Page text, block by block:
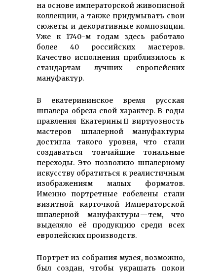
на основе императорской живописной
коллекции, а также придумывать свои
сюжеты и декоративные композиции.
Уже к 1740-м годам здесь работало
более 40 российских мастеров.
Качество исполнения приблизилось к
стандартам лучших европейских
мануфактур.
В екатерининское время русская
шпалера обрела свой характер. В годы
правления Екатерины II виртуозность
мастеров шпалерной мануфактуры
достигла такого уровня, что стали
создаваться тончайшие тональные
переходы. Это позволило шпалерному
искусству обратиться к реалистичным
изображениям малых форматов.
Именно портретные гобелены стали
визитной карточкой Императорской
шпалерной мануфактуры — тем, что
выделяло её продукцию среди всех
европейских производств.
Портрет из собрания музея, возможно,
был создан, чтобы украшать покои